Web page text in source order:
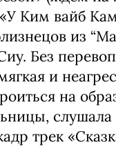
Ким вайб
из
Без
и
на
слушала
трек